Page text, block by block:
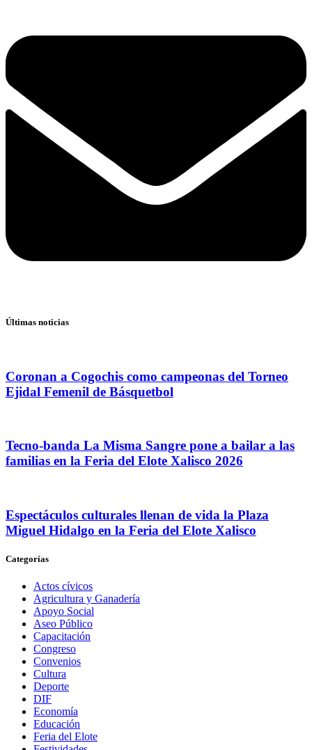
Últimas noticias
Coronan a Cogochis como campeonas del Torneo
Ejidal Femenil de Básquetbol
Tecno-banda La Misma Sangre pone a bailar a las
familias en la Feria del Elote Xalisco 2026
Espectáculos culturales llenan de vida la Plaza
Miguel Hidalgo en la Feria del Elote Xalisco
Categorías
Actos cívicos
Agricultura y Ganadería
Apoyo Social
Aseo Público
Capacitación
Congreso
Convenios
Cultura
Deporte
DIF
Economía
Educación
Feria del Elote